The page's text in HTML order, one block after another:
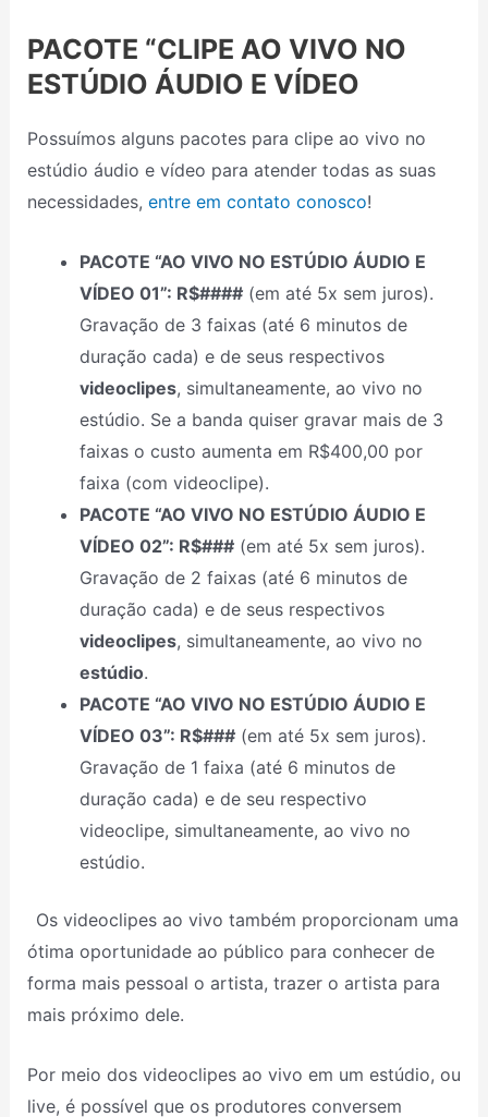
PACOTE “CLIPE AO VIVO NO
ESTÚDIO ÁUDIO E VÍDEO
Possuímos alguns pacotes para clipe ao vivo no
estúdio áudio e vídeo para atender todas as suas
necessidades, entre em contato conosco!
PACOTE “AO VIVO NO ESTÚDIO ÁUDIO E
VÍDEO 01”: R$####(em até 5x sem juros).
Gravação de 3 faixas (até 6 minutos de
duração cada) e de seus respectivos
videoclipes, simultaneamente, ao vivo no
estúdio. Se a banda quiser gravar mais de 3
faixas o custo aumenta em R$400,00 por
faixa (com videoclipe).
PACOTE “AO VIVO NO ESTÚDIO ÁUDIO E
VÍDEO 02”: R$###(em até 5x sem juros).
Gravação de 2 faixas (até 6 minutos de
duração cada) e de seus respectivos
videoclipes, simultaneamente, ao vivo no
estúdio.
PACOTE “AO VIVO NO ESTÚDIO ÁUDIO E
VÍDEO 03”: R$###(em até 5x sem juros).
Gravação de 1 faixa (até 6 minutos de
duração cada) e de seu respectivo
videoclipe, simultaneamente, ao vivo no
estúdio.
Os videoclipes ao vivo também proporcionam uma
ótima oportunidade ao público para conhecer de
forma mais pessoal o artista, trazer o artista para
mais próximo dele.
Por meio dos videoclipes ao vivo em um estúdio, ou
live, é possível que os produtores conversem